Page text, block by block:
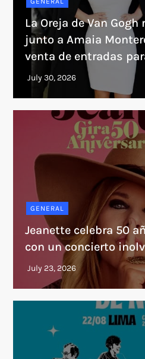
La Oreja de Van Gogh
junto a Amaia
venta de entradas
GENERAL
Jeanette celebra 50
con un concierto